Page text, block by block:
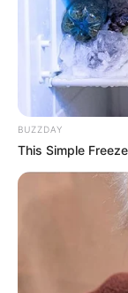
BUZZDAY
This Simple